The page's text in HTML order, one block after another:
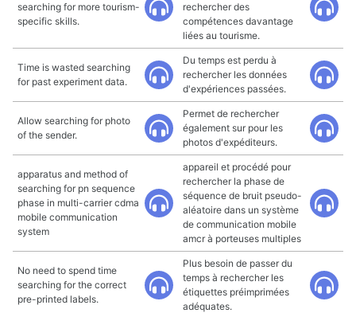
searching for more tourism-
specific skills.
rechercher des
compétences davantage
liées au tourisme.
Time is wasted searching
for past experiment data.
Du temps est perdu à
rechercher les données
d'expériences passées.
Allow searching for photo
of the sender.
Permet de rechercher
également sur pour les
photos d'expéditeurs.
apparatus and method of
searching for pn sequence
phase in multi-carrier cdma
mobile communication
system
appareil et procédé pour
rechercher la phase de
séquence de bruit pseudo-
aléatoire dans un système
de communication mobile
amcr à porteuses multiples
No need to spend time
searching for the correct
pre-printed labels.
Plus besoin de passer du
temps à rechercher les
étiquettes préimprimées
adéquates.